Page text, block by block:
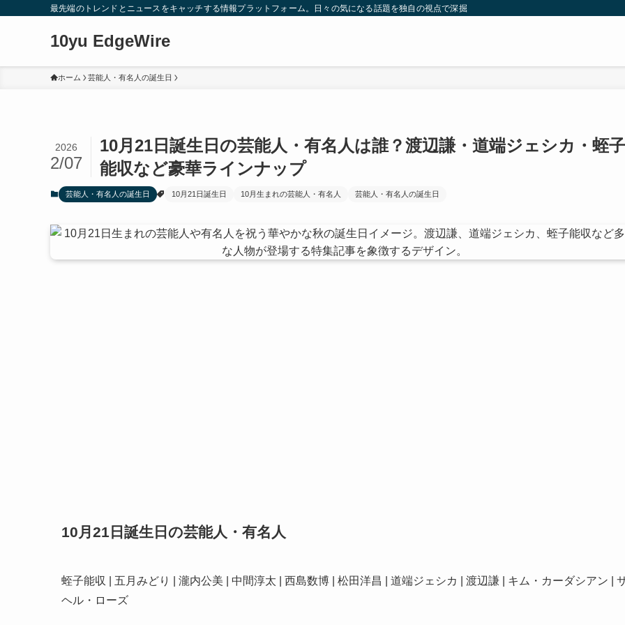
最先端のトレンドとニュースをキャッチする情報プラットフォーム。日々の気になる話題を独自の視点で深掘りしたコンテンツをお届けします。
10yu EdgeWire
ホーム 芸能人・有名人の誕生日
10月21日誕生日の芸能人・有名人は誰？渡辺謙・道端ジェシカ・蛭子
能収など豪華ラインナップ
2026
2/07
芸能人・有名人の誕生日 10月21日誕生日 10月生まれの芸能人・有名人 芸能人・有名人の誕生日
10月21日誕生日の芸能人・有名人
蛭子能収 | 五月みどり | 瀧内公美 | 中間淳太 | 西島数博 | 松田洋昌 | 道端ジェシカ | 渡辺謙 | キム・カーダシアン |
ヘル・ローズ